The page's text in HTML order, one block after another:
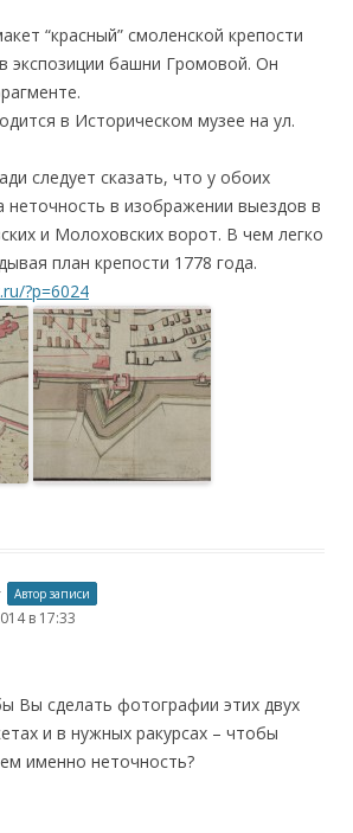
“красный” смоленской крепости
экспозиции башни Громовой. Он
в Историческом музее на ул.
следует сказать, что у обоих
в изображении выездов в
и Молоховских ворот. В чем легко
план крепости 1778 года.
?p=6024
Автор записи
в 17:33
Вы сделать фотографии этих двух
и в нужных ракурсах – чтобы
именно неточность?